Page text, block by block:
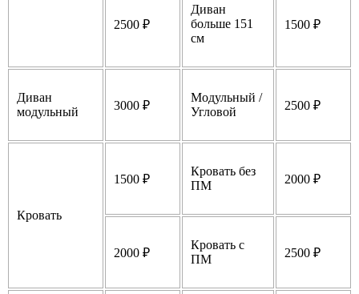
2500 ₽
Диван
больше 151
см
1500 ₽
Диван
модульный
3000 ₽
Модульный /
Угловой
2500 ₽
Кровать
1500 ₽
Кровать без
ПМ
2000 ₽
2000 ₽
Кровать с
ПМ
2500 ₽